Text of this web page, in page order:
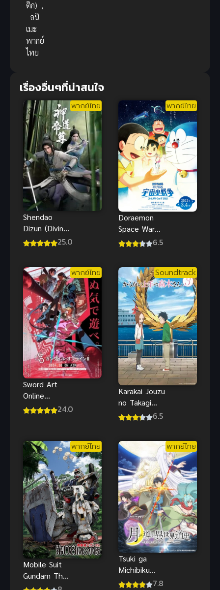
ติก) ,
อนิ
เมะ
พากย์
ไทย
เรื่องอื่นๆที่น่าสนใจ
พากย์ไทย
Shendao
Dizun (Divine
Lord of the25.0
พากย์ไทย
Doraemon
Space War
2021 สงคราม
เมะสุดสนุก
มาก
6.5
พากย์ไทย
Sword Art
Online
Alternative
ไทย
24.0
Soundtrack
Karakai Jouzu
no Takagi
san 3 แกล้ง6.5
พากย์ไทย
Mobile Suit
Gundam The
08th MS
พากย์ไทย
Tsuki ga
Michibiku
Isekai
7.8